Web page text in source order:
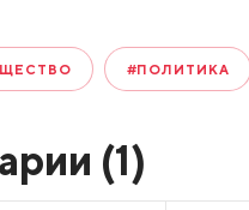
#ПОЛИТИКА
(1)